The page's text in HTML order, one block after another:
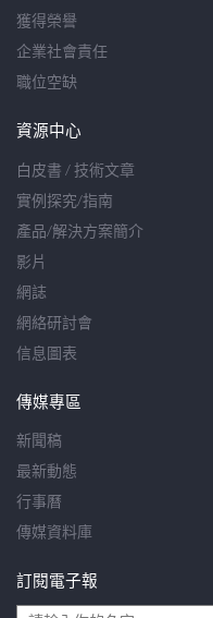
獲得榮譽
企業社會責任
職位空缺
資源中心
白皮書 / 技術文章
實例探究/指南
產品/解決方案簡介
影片
網誌
網絡研討會
信息圖表
傳媒專區
新聞稿
最新動態
行事曆
傳媒資料庫
訂閱電子報